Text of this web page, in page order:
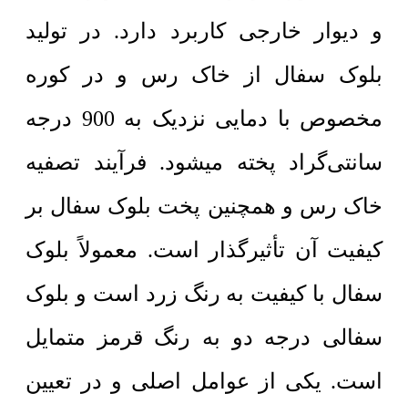
و دیوار خارجی کاربرد دارد. در تولید
بلوک سفال از خاک رس و در کوره
مخصوص با دمایی نزدیک به 900 درجه
سانتی‌گراد پخته میشود. فرآیند تصفیه
خاک رس و همچنین پخت بلوک سفال بر
کیفیت آن تأثیرگذار است. معمولاً بلوک
سفال با کیفیت به رنگ زرد است و بلوک
سفالی درجه دو به رنگ قرمز متمایل
است. یکی از عوامل اصلی و در تعیین